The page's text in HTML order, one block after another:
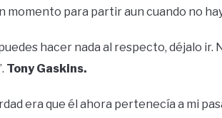
momento para partir aun cuando no
hacer nada al respecto, déjalo
Tony Gaskins.
era que él ahora pertenecía a mi